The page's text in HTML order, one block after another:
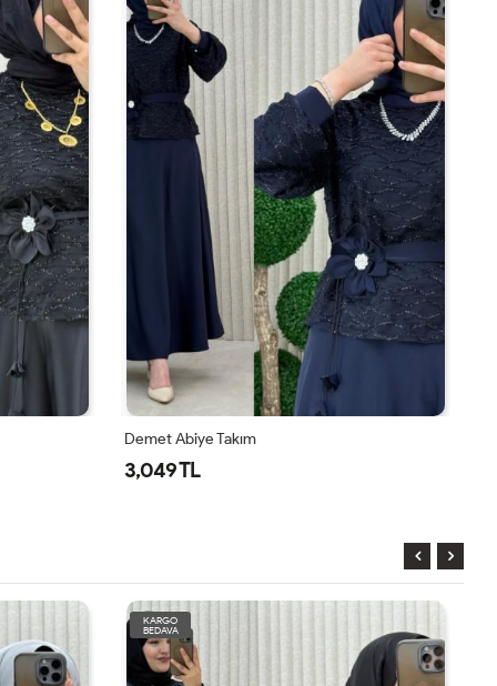
Demet Abiye Takım
3,049 TL
KARGO
BEDAVA